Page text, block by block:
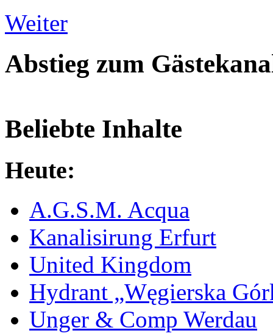
Weiter
Abstieg zum
Beliebte Inhalte
Heute:
A.G.S.M. Acqua
Kanalisirung Erfurt
United Kingdom
Hydrant „Węgierska
Unger & Comp Werdau